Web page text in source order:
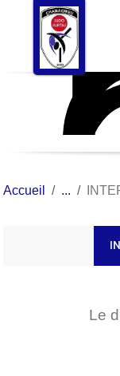
Accueil
Le
Panneau de gestion